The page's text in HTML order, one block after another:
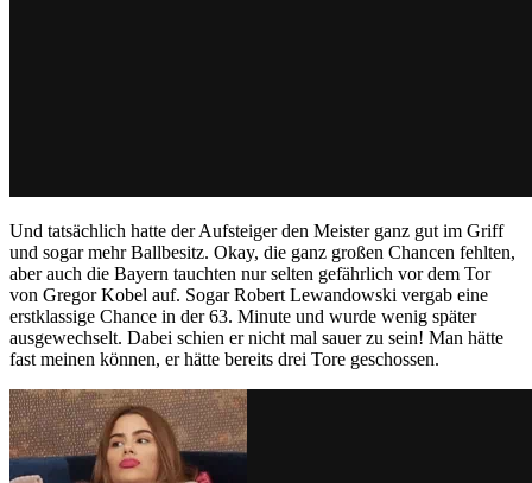
Und tatsächlich hatte der Aufsteiger den Meister ganz gut im Griff
und sogar mehr Ballbesitz. Okay, die ganz großen Chancen fehlten,
aber auch die Bayern tauchten nur selten gefährlich vor dem Tor
von Gregor Kobel auf. Sogar Robert Lewandowski vergab eine
erstklassige Chance in der 63. Minute und wurde wenig später
ausgewechselt. Dabei schien er nicht mal sauer zu sein! Man hätte
fast meinen können, er hätte bereits drei Tore geschossen.